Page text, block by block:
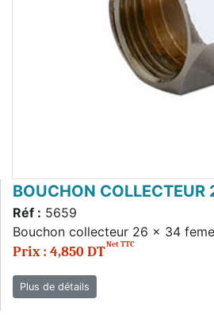
BOUCHON COLLECTEUR
Réf : 5659
Bouchon collecteur 26 x 34
Prix : 4,850 DTNet TTC
Plus de détails